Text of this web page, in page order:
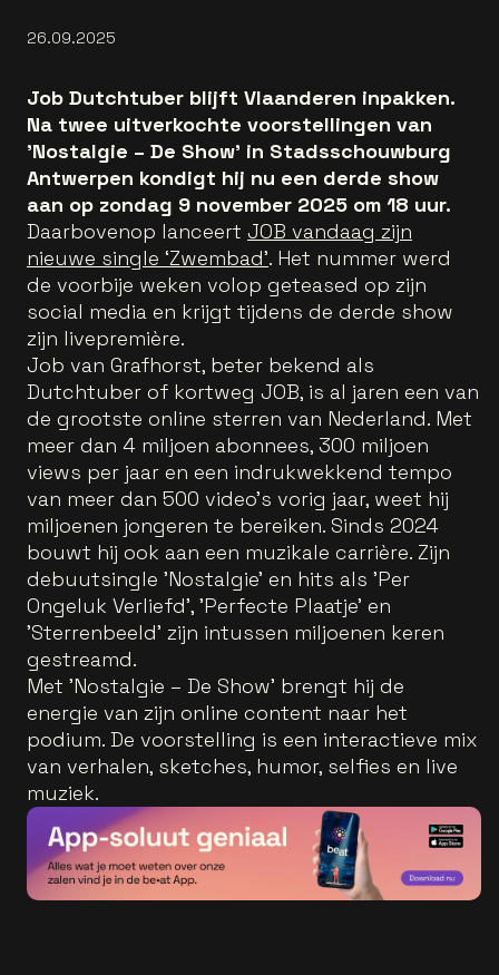
26.09.2025
Job Dutchtuber blijft Vlaanderen inpakken.
Na twee uitverkochte voorstellingen van
'Nostalgie – De Show' in Stadsschouwburg
Antwerpen kondigt hij nu een derde show
aan op zondag 9 november 2025 om 18 uur.
Daarbovenop lanceert JOB vandaag zijn
nieuwe single ‘Zwembad’. Het nummer werd
de voorbije weken volop geteased op zijn
social media en krijgt tijdens de derde show
zijn livepremière.
Job van Grafhorst, beter bekend als
Dutchtuber of kortweg JOB, is al jaren een van
de grootste online sterren van Nederland. Met
meer dan 4 miljoen abonnees, 300 miljoen
views per jaar en een indrukwekkend tempo
van meer dan 500 video’s vorig jaar, weet hij
miljoenen jongeren te bereiken. Sinds 2024
bouwt hij ook aan een muzikale carrière. Zijn
debuutsingle 'Nostalgie' en hits als 'Per
Ongeluk Verliefd', 'Perfecte Plaatje' en
'Sterrenbeeld' zijn intussen miljoenen keren
gestreamd.
Met 'Nostalgie – De Show' brengt hij de
energie van zijn online content naar het
podium. De voorstelling is een interactieve mix
van verhalen, sketches, humor, selfies en live
muziek.